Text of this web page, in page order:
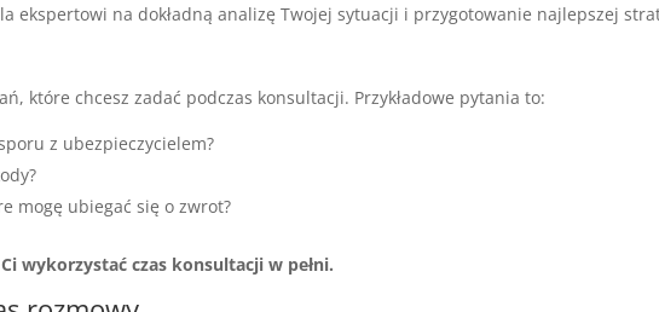
ekspertowi na dokładną analizę Twojej sytuacji i przygotowanie najlepszej
które chcesz zadać podczas konsultacji. Przykładowe pytania to:
z ubezpieczycielem?
mogę ubiegać się o zwrot?
wykorzystać czas konsultacji w pełni.